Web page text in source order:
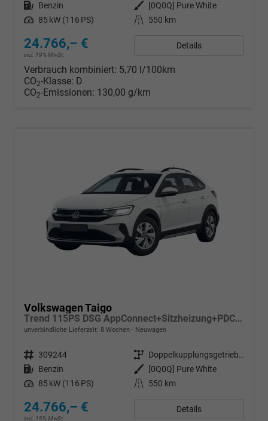
Kraftstoff Benzin Außenfarbe
[0Q0Q] Pure White
Leistung 85 kW (116 PS) Kilometerstand 550 km
24.766,– €
incl. 19% MwSt.
Details
Verbrauch kombiniert: 5,70 l/100km
CO2-Klasse: D
CO2-Emissionen: 130,00 g/km
Volkswagen Taigo
Trend 115PS DSG AppConnect+Sitzheizung+PDC+Alu16+LED+DAB+FrontAssist
unverbindliche Lieferzeit: 8 Wochen Neuwagen
Fahrzeugnr. 309244 Getriebe
Doppelkupplungsgetriebe (DSG)
Kraftstoff Benzin Außenfarbe
[0Q0Q] Pure White
Leistung 85 kW (116 PS) Kilometerstand 550 km
24.766,– €
incl. 19% MwSt.
Details